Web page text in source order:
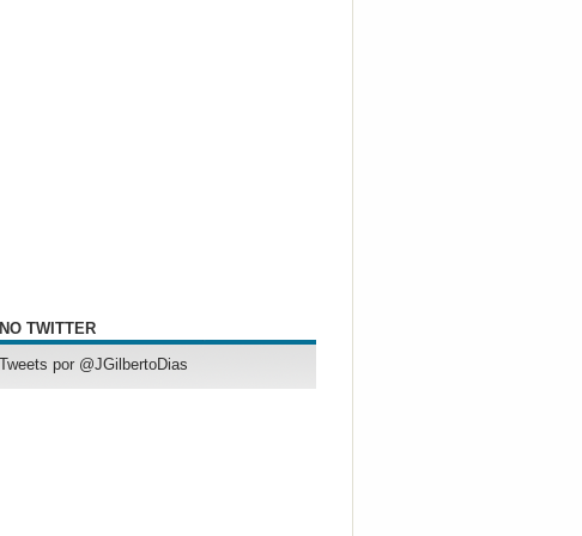
NO TWITTER
Tweets por @JGilbertoDias